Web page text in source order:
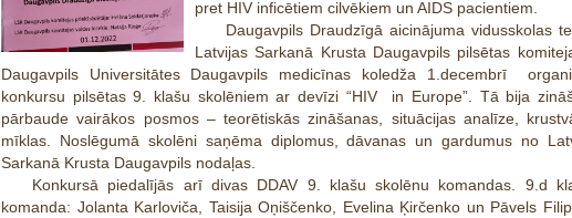
pret HIV inficētiem cilvēkiem un AIDS pacientiem.
Daugavpils Draudzīgā aicinājuma vidusskolas
Latvijas Sarkanā Krusta Daugavpils pilsētas
Daugavpils Universitātes Daugavpils medicīnas koledža 1.decembrī
konkursu pilsētas 9. klašu skolēniem ar devīzi “HIV in Europe”. Tā bija
pārbaude vairākos posmos – teorētiskās zināšanas, situācijas analīze,
mīklas. Noslēgumā skolēni saņēma diplomus, dāvanas un gardumus no
Sarkanā Krusta Daugavpils nodaļas.
Konkursā piedalījās arī divas DDAV 9. klašu skolēnu komandas. 9.d
komanda: Jolanta Karloviča, Taisija Oņiščenko, Evelina Ķirčenko un Pāvels